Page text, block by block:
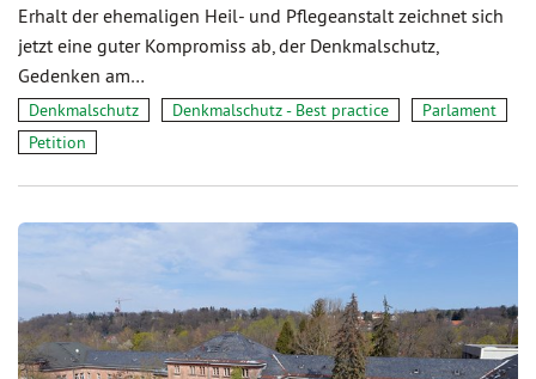
Erhalt der ehemaligen Heil- und Pflegeanstalt zeichnet sich
jetzt eine guter Kompromiss ab, der Denkmalschutz,
Gedenken am…
Denkmalschutz Denkmalschutz - Best practice
Parlament
Petition